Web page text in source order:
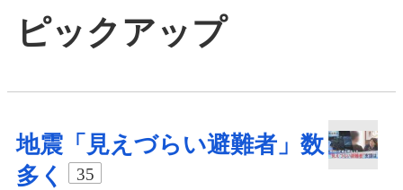
ピックアップ
地震「見えづらい避難者」数
多く
35